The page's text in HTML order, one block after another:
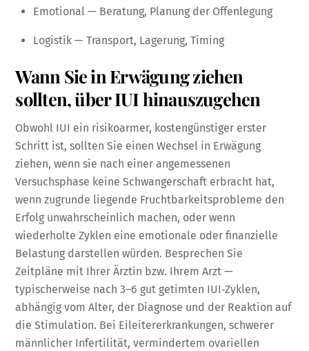
Emotional — Beratung, Planung der Offenlegung
Logistik — Transport, Lagerung, Timing
Wann Sie in Erwägung ziehen
sollten, über IUI hinauszugehen
Obwohl IUI ein risikoarmer, kostengünstiger erster
Schritt ist, sollten Sie einen Wechsel in Erwägung
ziehen, wenn sie nach einer angemessenen
Versuchsphase keine Schwangerschaft erbracht hat,
wenn zugrunde liegende Fruchtbarkeitsprobleme den
Erfolg unwahrscheinlich machen, oder wenn
wiederholte Zyklen eine emotionale oder finanzielle
Belastung darstellen würden. Besprechen Sie
Zeitpläne mit Ihrer Ärztin bzw. Ihrem Arzt —
typischerweise nach 3–6 gut getimten IUI‑Zyklen,
abhängig vom Alter, der Diagnose und der Reaktion auf
die Stimulation. Bei Eileitererkrankungen, schwerer
männlicher Infertilität, vermindertem ovariellen